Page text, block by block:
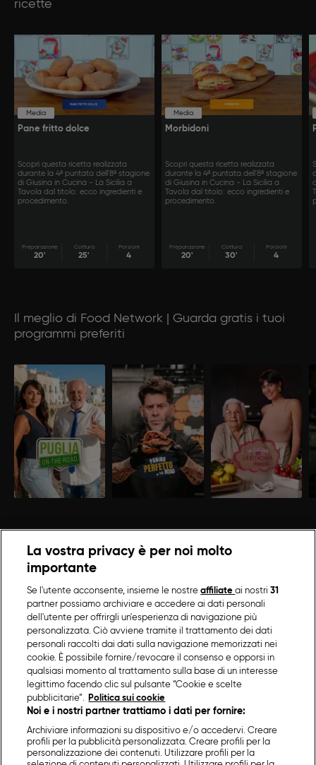
ricette
Media
Pane fritto dolce
Scopri questa ricetta realizzata
durante la 4ª puntata dell'8ª stagione
di Giusina in Cucina - La Sicilia a
Tavola dal titolo: ecco ingredienti e
procedimento.
Preparazione
20'
Cottura
25'
Porzioni
4
Media
Morbidoni
Scopri questa ricetta realizzata
durante la 4ª puntata dell'8ª stagione
di Giusina in Cucina - La Sicilia a
Tavola dal titolo: ecco ingredienti e
procedimento.
Preparazione
20'
Cottura
30'
Porzioni
4
Il meglio di Food Network | Guarda gratis i tuoi
programmi preferiti
La vostra privacy è per noi molto
importante
Se l'utente acconsente, insieme le nostreaffiliateai nostri31
partner possiamo archiviare e accedere ai dati personali
dell'utente per offrirgli un'esperienza di navigazione più
personalizzata. Ciò avviene tramite il trattamento dei dati
personali raccolti dai dati sulla navigazione memorizzati nei
cookie. È possibile fornire/revocare il consenso e opporsi in
qualsiasi momento al trattamento sulla base di un interesse
legittimo facendo clic sul pulsante “Cookie e scelte
pubblicitarie”.
Politica sui cookie
Noi e i nostri partner trattiamo i dati per fornire:
Archiviare informazioni su dispositivo e/o accedervi. Creare
profili per la pubblicità personalizzata. Creare profili per la
personalizzazione dei contenuti. Utilizzare profili per la